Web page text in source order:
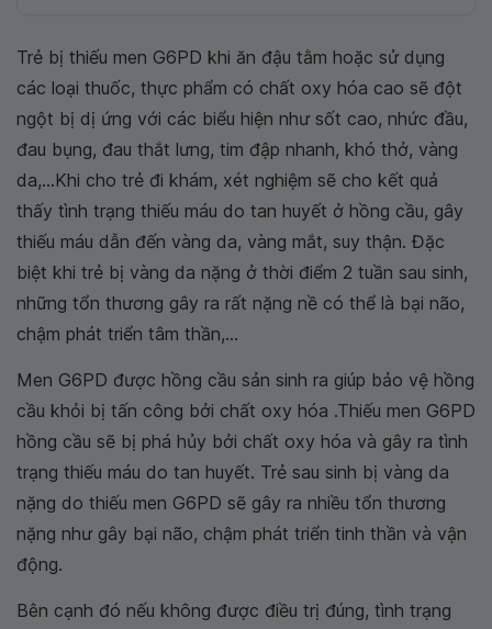
Trẻ bị thiếu men G6PD khi ăn đậu tằm hoặc sử dụng
các loại thuốc, thực phẩm có chất oxy hóa cao sẽ đột
ngột bị dị ứng với các biểu hiện như sốt cao, nhức đầu,
đau bụng, đau thắt lưng, tim đập nhanh, khó thở, vàng
da,...Khi cho trẻ đi khám, xét nghiệm sẽ cho kết quả
thấy tình trạng thiếu máu do tan huyết ở hồng cầu, gây
thiếu máu dẫn đến vàng da, vàng mắt, suy thận. Đặc
biệt khi trẻ bị vàng da nặng ở thời điểm 2 tuần sau sinh,
những tổn thương gây ra rất nặng nề có thể là bại não,
chậm phát triển tâm thần,...
Men G6PD được hồng cầu sản sinh ra giúp bảo vệ hồng
cầu khỏi bị tấn công bởi chất oxy hóa .Thiếu men G6PD
hồng cầu sẽ bị phá hủy bởi chất oxy hóa và gây ra tình
trạng thiếu máu do tan huyết. Trẻ sau sinh bị vàng da
nặng do thiếu men G6PD sẽ gây ra nhiều tổn thương
nặng như gây bại não, chậm phát triển tinh thần và vận
động.
Bên cạnh đó nếu không được điều trị đúng, tình trạng